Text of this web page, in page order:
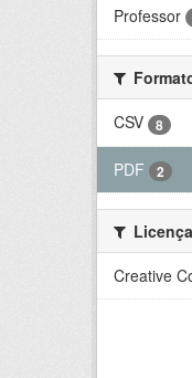
Professor
CSV
8
PDF 2
Creative